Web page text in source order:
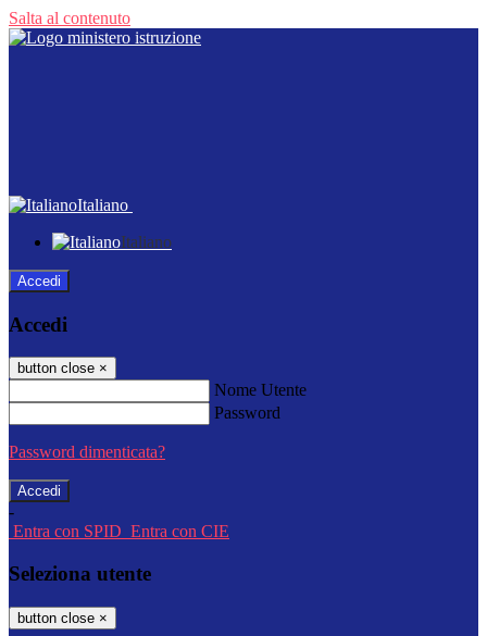
Salta al contenuto
Italiano
Italiano
Accedi
Accedi
button close ×
Nome Utente
Password
Password dimenticata?
-
Entra con SPID Entra con CIE
Seleziona utente
button close ×